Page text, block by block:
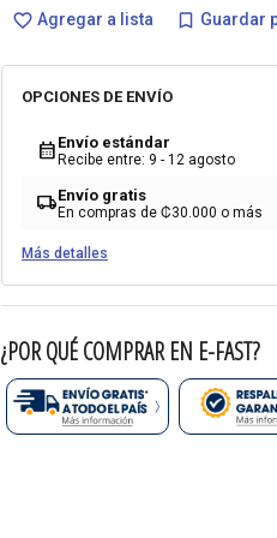
favorite_border Agregar a lista bookmark_border Guardar
OPCIONES DE ENVÍO
calendar_month Envío estándar
Recibe entre: 9 - 12 agosto
local_shippingEnvío gratis
En compras de ₡30.000 o más
Más detalles
¿POR QUÉ COMPRAR EN E-FAST?